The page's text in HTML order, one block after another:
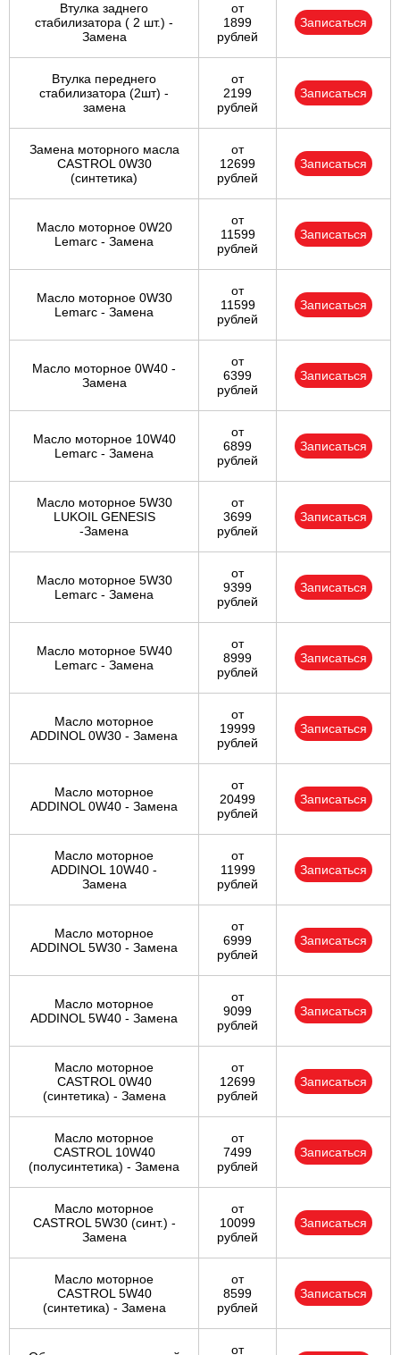
Втулка заднего
стабилизатора ( 2 шт.) -
Замена
от
1899
рублей
Записаться
Втулка переднего
стабилизатора (2шт) -
замена
от
2199
рублей
Записаться
Замена моторного масла
CASTROL 0W30
(синтетика)
от
12699
рублей
Записаться
Масло моторное 0W20
Lemarc - Замена
от
11599
рублей
Записаться
Масло моторное 0W30
Lemarc - Замена
от
11599
рублей
Записаться
Масло моторное 0W40 -
Замена
от
6399
рублей
Записаться
Масло моторное 10W40
Lemarc - Замена
от
6899
рублей
Записаться
Масло моторное 5W30
LUKOIL GENESIS
-Замена
от
3699
рублей
Записаться
Масло моторное 5W30
Lemarc - Замена
от
9399
рублей
Записаться
Масло моторное 5W40
Lemarc - Замена
от
8999
рублей
Записаться
Масло моторное
ADDINOL 0W30 - Замена
от
19999
рублей
Записаться
Масло моторное
ADDINOL 0W40 - Замена
от
20499
рублей
Записаться
Масло моторное
ADDINOL 10W40 -
Замена
от
11999
рублей
Записаться
Масло моторное
ADDINOL 5W30 - Замена
от
6999
рублей
Записаться
Масло моторное
ADDINOL 5W40 - Замена
от
9099
рублей
Записаться
Масло моторное
CASTROL 0W40
(синтетика) - Замена
от
12699
рублей
Записаться
Масло моторное
CASTROL 10W40
(полусинтетика) - Замена
от
7499
рублей
Записаться
Масло моторное
CASTROL 5W30 (синт.) -
Замена
от
10099
рублей
Записаться
Масло моторное
CASTROL 5W40
(синтетика) - Замена
от
8599
рублей
Записаться
от